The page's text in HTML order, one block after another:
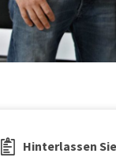
Hinterlassen